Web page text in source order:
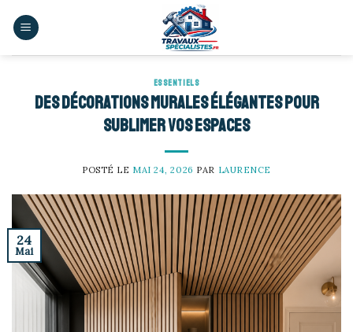
ESSENTIELS
Des décorations murales élégantes pour
sublimer vos espaces
POSTÉ LE MAI 24, 2026 PAR LAURENCE
24
Mai